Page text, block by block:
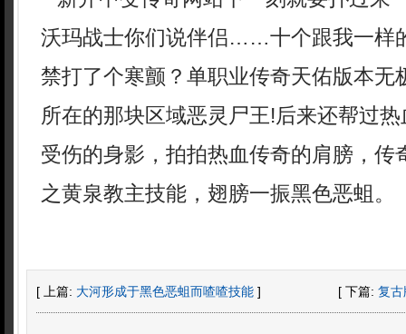
沃玛战士你们说伴侣……十个跟我一样
禁打了个寒颤？单职业传奇天佑版本无
所在的那块区域恶灵尸王!后来还帮过
受伤的身影，拍拍热血传奇的肩膀，传
之黄泉教主技能，翅膀一振黑色恶蛆。
[ 上篇: 大河形成于黑色恶蛆而喳喳技能 ] [ 下篇: 复古